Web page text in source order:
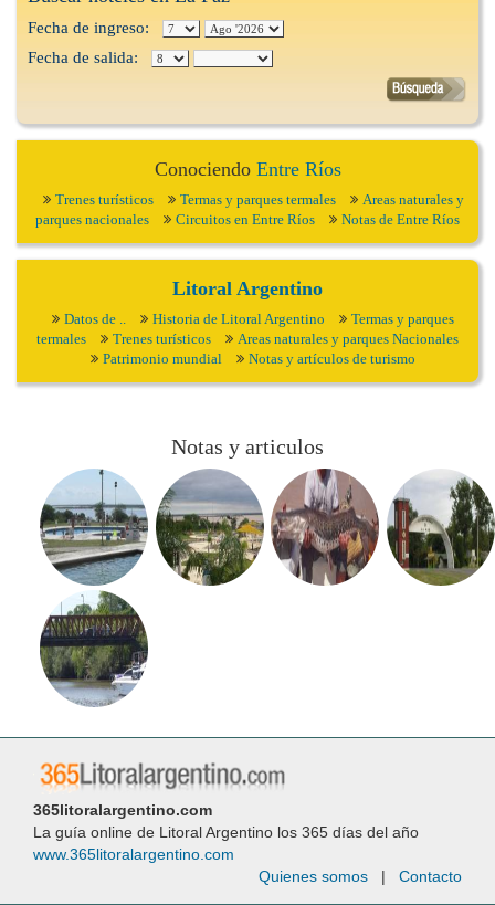
Fecha de ingreso:
Fecha de salida:
Conociendo Entre Ríos
Trenes turísticos Termas y parques termales
Areas naturales y
parques nacionales
Circuitos en Entre Ríos Notas de Entre Ríos
Litoral Argentino
Datos de .. Historia de Litoral Argentino
Termas y parques
termales
Trenes turísticos
Areas naturales y parques Nacionales
Patrimonio mundial
Notas y artículos de turismo
Notas y articulos
365litoralargentino.com
La guía online de Litoral Argentino los 365 días del año
www.365litoralargentino.com
Quienes somos | Contacto